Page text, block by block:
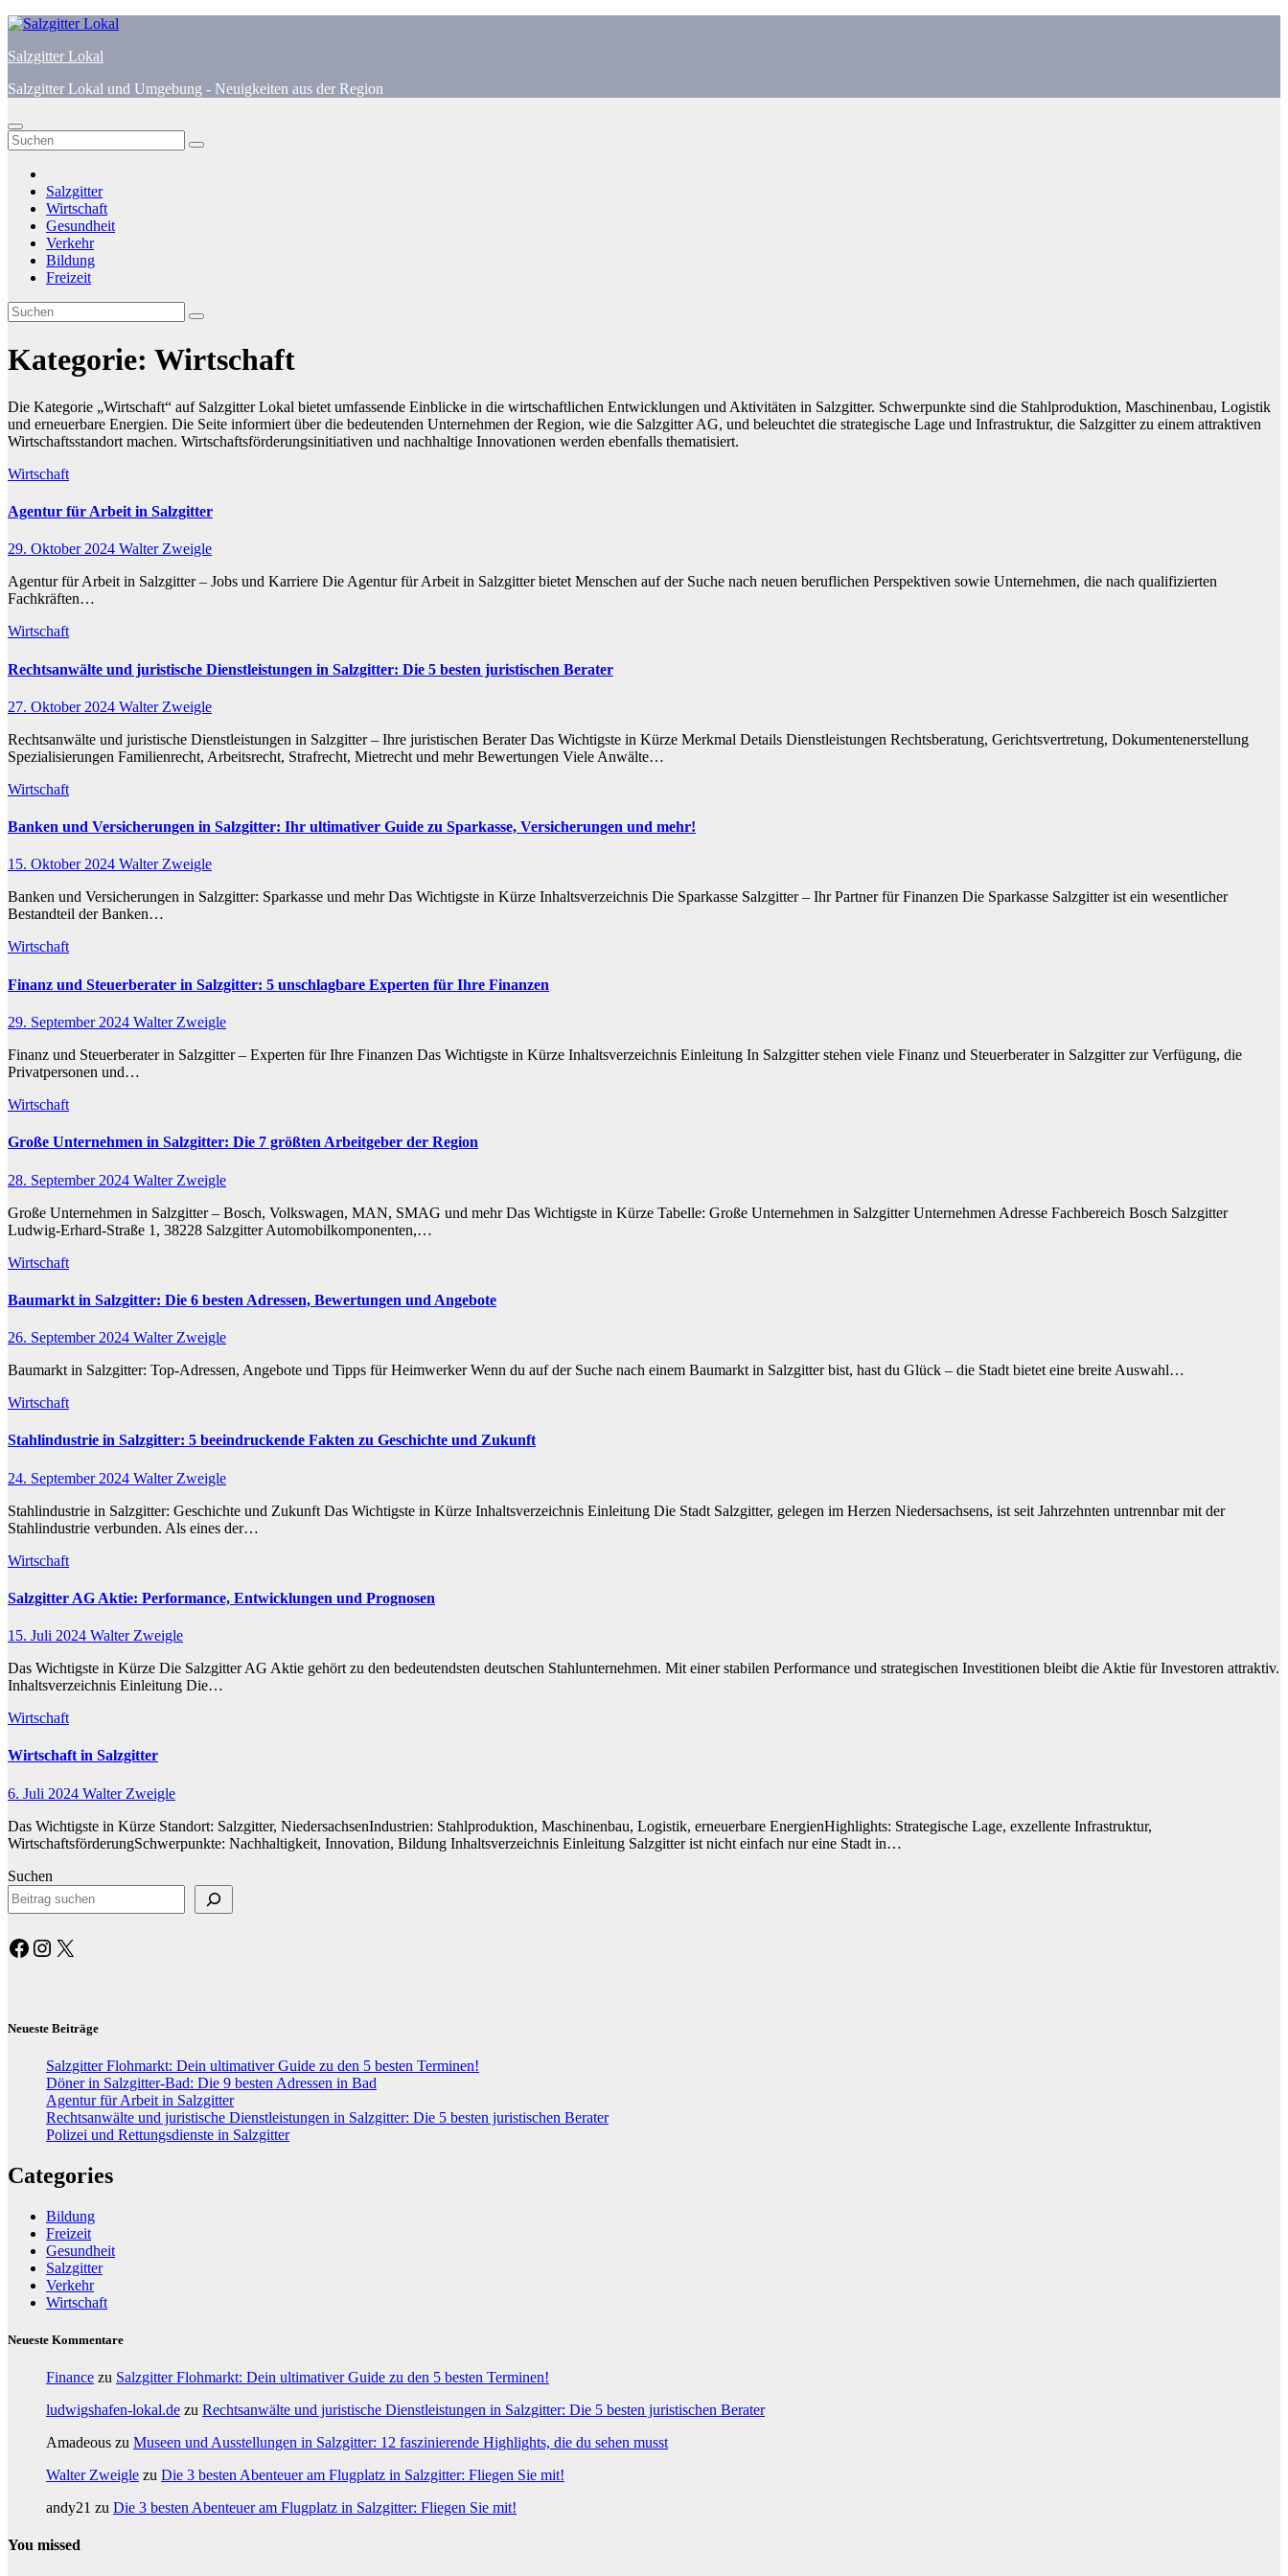
Zum
springen
Salzgitter Lokal
Salzgitter Lokal und Umgebung - Neuigkeiten aus der Region
Salzgitter
Wirtschaft
Gesundheit
Verkehr
Bildung
Freizeit
Kategorie: Wirtschaft
Die Kategorie „Wirtschaft“ auf Salzgitter Lokal bietet umfassende Einblicke in die wirtschaftlichen Entwicklungen und Aktivitäten in Salzgitter. Schwerpunkte sind die Stahlproduktion, Maschinenbau, Logistik
und erneuerbare Energien. Die Seite informiert über die bedeutenden Unternehmen der Region, wie die Salzgitter AG, und beleuchtet die strategische Lage und Infrastruktur, die Salzgitter zu einem attraktiven
Wirtschaftsstandort machen. Wirtschaftsförderungsinitiativen und nachhaltige Innovationen werden ebenfalls thematisiert.
Wirtschaft
Agentur für Arbeit in Salzgitter
29. Oktober 2024 Walter Zweigle
Agentur für Arbeit in Salzgitter – Jobs und Karriere Die Agentur für Arbeit in Salzgitter bietet Menschen auf der Suche nach neuen beruflichen Perspektiven sowie Unternehmen, die nach qualifizierten
Fachkräften…
Wirtschaft
Rechtsanwälte und juristische Dienstleistungen in Salzgitter: Die 5 besten juristischen Berater
27. Oktober 2024 Walter Zweigle
Rechtsanwälte und juristische Dienstleistungen in Salzgitter – Ihre juristischen Berater Das Wichtigste in Kürze Merkmal Details Dienstleistungen Rechtsberatung, Gerichtsvertretung, Dokumentenerstellung
Spezialisierungen Familienrecht, Arbeitsrecht, Strafrecht, Mietrecht und mehr Bewertungen Viele Anwälte…
Wirtschaft
Banken und Versicherungen in Salzgitter: Ihr ultimativer Guide zu Sparkasse, Versicherungen und mehr!
15. Oktober 2024 Walter Zweigle
Banken und Versicherungen in Salzgitter: Sparkasse und mehr Das Wichtigste in Kürze Inhaltsverzeichnis Die Sparkasse Salzgitter – Ihr Partner für Finanzen Die Sparkasse Salzgitter ist ein wesentlicher
Bestandteil der Banken…
Wirtschaft
Finanz und Steuerberater in Salzgitter: 5 unschlagbare Experten für Ihre Finanzen
29. September 2024 Walter Zweigle
Finanz und Steuerberater in Salzgitter – Experten für Ihre Finanzen Das Wichtigste in Kürze Inhaltsverzeichnis Einleitung In Salzgitter stehen viele Finanz und Steuerberater in Salzgitter zur Verfügung, die
Privatpersonen und…
Wirtschaft
Große Unternehmen in Salzgitter: Die 7 größten Arbeitgeber der Region
28. September 2024 Walter Zweigle
Große Unternehmen in Salzgitter – Bosch, Volkswagen, MAN, SMAG und mehr Das Wichtigste in Kürze Tabelle: Große Unternehmen in Salzgitter Unternehmen Adresse Fachbereich Bosch Salzgitter
Ludwig-Erhard-Straße 1, 38228 Salzgitter Automobilkomponenten,…
Wirtschaft
Baumarkt in Salzgitter: Die 6 besten Adressen, Bewertungen und Angebote
26. September 2024 Walter Zweigle
Baumarkt in Salzgitter: Top-Adressen, Angebote und Tipps für Heimwerker Wenn du auf der Suche nach einem Baumarkt in Salzgitter bist, hast du Glück – die Stadt bietet eine breite Auswahl…
Wirtschaft
Stahlindustrie in Salzgitter: 5 beeindruckende Fakten zu Geschichte und Zukunft
24. September 2024 Walter Zweigle
Stahlindustrie in Salzgitter: Geschichte und Zukunft Das Wichtigste in Kürze Inhaltsverzeichnis Einleitung Die Stadt Salzgitter, gelegen im Herzen Niedersachsens, ist seit Jahrzehnten untrennbar mit der
Stahlindustrie verbunden. Als eines der…
Wirtschaft
Salzgitter AG Aktie: Performance, Entwicklungen und Prognosen
15. Juli 2024 Walter Zweigle
Das Wichtigste in Kürze Die Salzgitter AG Aktie gehört zu den bedeutendsten deutschen Stahlunternehmen. Mit einer stabilen Performance und strategischen Investitionen bleibt die Aktie für Investoren attraktiv.
Inhaltsverzeichnis Einleitung Die…
Wirtschaft
Wirtschaft in Salzgitter
6. Juli 2024 Walter Zweigle
Das Wichtigste in Kürze Standort: Salzgitter, NiedersachsenIndustrien: Stahlproduktion, Maschinenbau, Logistik, erneuerbare EnergienHighlights: Strategische Lage, exzellente Infrastruktur,
WirtschaftsförderungSchwerpunkte: Nachhaltigkeit, Innovation, Bildung Inhaltsverzeichnis Einleitung Salzgitter ist nicht einfach nur eine Stadt in…
Suchen
Facebook
Instagram
X
Neueste Beiträge
Salzgitter Flohmarkt: Dein ultimativer Guide zu den 5 besten Terminen!
Döner in Salzgitter-Bad: Die 9 besten Adressen in Bad
Agentur für Arbeit in Salzgitter
Rechtsanwälte und juristische Dienstleistungen in Salzgitter: Die 5 besten juristischen Berater
Polizei und Rettungsdienste in Salzgitter
Categories
Bildung
Freizeit
Gesundheit
Salzgitter
Verkehr
Wirtschaft
Neueste Kommentare
Finance zu Salzgitter Flohmarkt: Dein ultimativer Guide zu den 5 besten Terminen!
ludwigshafen-lokal.de zu Rechtsanwälte und juristische Dienstleistungen in Salzgitter: Die 5 besten juristischen Berater
Amadeous zu Museen und Ausstellungen in Salzgitter: 12 faszinierende Highlights, die du sehen musst
Walter Zweigle zu Die 3 besten Abenteuer am Flugplatz in Salzgitter: Fliegen Sie mit!
andy21 zu Die 3 besten Abenteuer am Flugplatz in Salzgitter: Fliegen Sie mit!
You missed